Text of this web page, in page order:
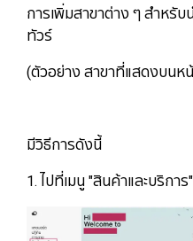
การเพิ่มสาขาต่าง ๆ สำหรับ
ทัวร์
(ตัวอย่าง สาขาที่แสดงบนห
มีวิธีการดังนี้
1. ไปที่เมนู "สินค้าและบริการ"